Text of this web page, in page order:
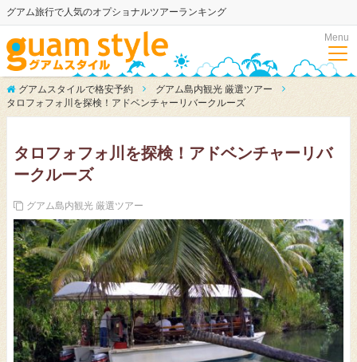
グアム旅行で人気のオプショナルツアーランキング
Menu
グアムスタイルで格安予約
グアム島内観光 厳選ツアー
タロフォフォ川を探検！アドベンチャーリバークルーズ
タロフォフォ川を探検！アドベンチャーリバ
ークルーズ
グアム島内観光 厳選ツアー